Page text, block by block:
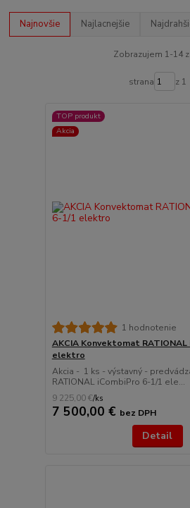
Najnovšie Najlacnejšie
Zobrazujem 1-14
strana z 1
TOP produkt
Akcia
1 hodnotenie
AKCIA Konvektomat RATIONAL
elektro
Akcia - 1 ks - výstavný -
RATIONAL iCombiPro 6-1/1 ele...
9 225,00 €/ks
7 500,00 € bez DPH
Detail